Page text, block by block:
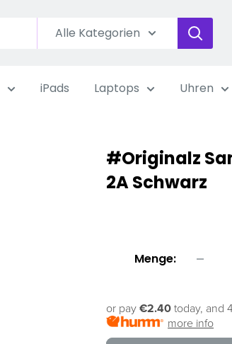
Alle Kategorien
iPads Laptops Uhren
#Originalz
2A Schwarz
Menge:
or pay €2.40 today, and
more info